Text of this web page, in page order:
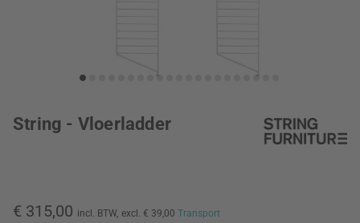
String - Vloerladder
€ 315,00 incl. BTW, excl. € 39,00 Transport